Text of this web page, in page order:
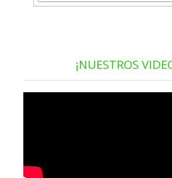
¡NUESTROS